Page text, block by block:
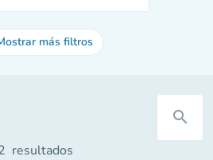
más filtros
search
resultados